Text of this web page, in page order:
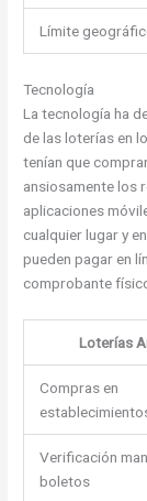
Límite
Tecnología
La tecnología ha
de las loterías en
tenían que
ansiosamente los
aplicaciones
cualquier lugar y
pueden pagar en
comprobante
Loterías
Compras en
Verificación
boletos